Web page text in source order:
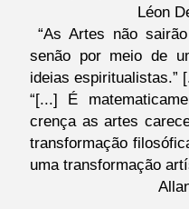
Léon
“As Artes não
senão por meio de
ideias espiritualistas.”
“[...] É
crença as artes
transformação
uma transformação